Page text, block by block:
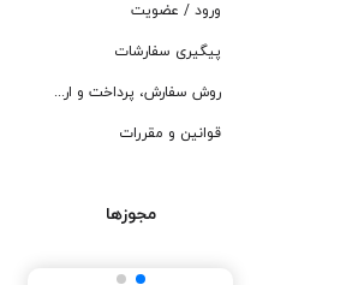
ورود / عضویت
پیگیری سفارشات
روش سفارش، پرداخت و ارسال
قوانین و مقررات
مجوزها